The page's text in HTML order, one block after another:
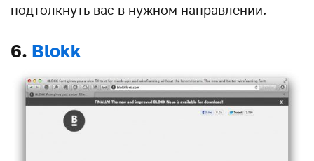
подтолкнуть вас в нужном направлении.
6. Blokk